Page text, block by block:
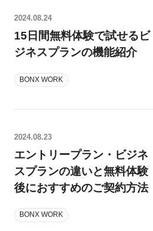
2024.08.24
15日間無料体験で試せるビ
ジネスプランの機能紹介
BONX WORK
2024.08.23
エントリープラン・ビジネ
スプランの違いと無料体験
後におすすめのご契約方法
BONX WORK